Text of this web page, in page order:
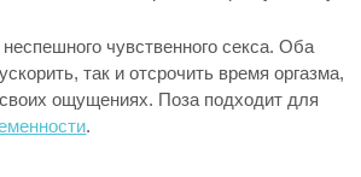
чувственного секса. Оба
так и отсрочить время оргазма,
ощущениях. Поза подходит для
.